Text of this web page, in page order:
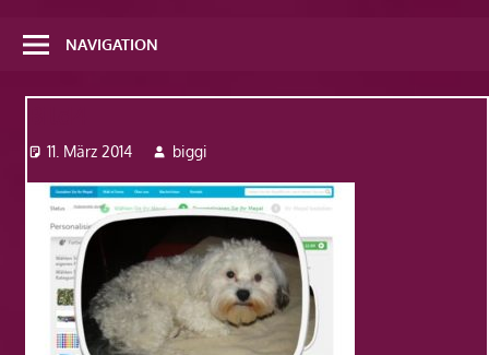
weitere
Website
NAVIGATION
11. März 2014 biggi